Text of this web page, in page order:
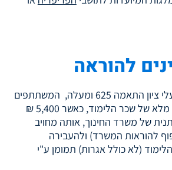
להוראה
התוכנית מיועדת לבעלי ציון התאמה 625 ומעלה, המשתתפים
בתוכנית ייהנו ממימון מלא של שכר הלימוד, כאשר 5,400 ₪
של משרד החינוך, אותה מחויב
להוראות המשרד) ולהעבירה
(לא כולל אגרות) תמומן ע"י